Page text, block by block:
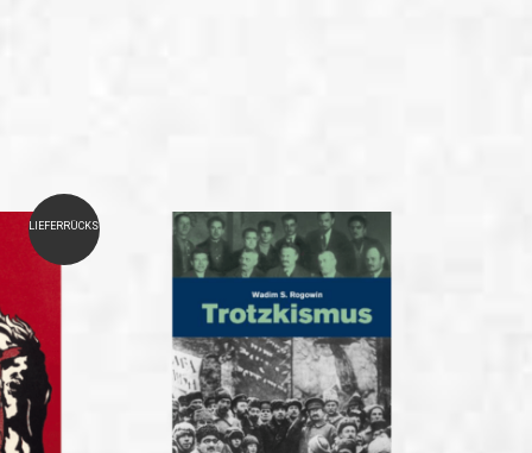
LIEFERRÜCKSTAND